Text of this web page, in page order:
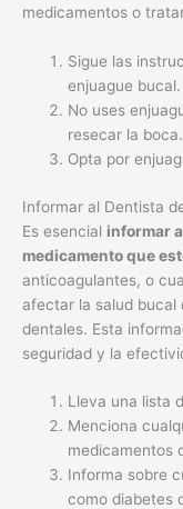
Opta por
Informar al Dentista
Es esencialinformar
medicamento que
anticoagulantes, o
afectar la salud
seguridad y la
Lleva una lista
Menciona
medicamentos
Informa sobre
como diabetes
Vestimenta Cómoda
Aunque parezca un
ayudará a relajarte
limpieza dental
ayudará a disfrutar